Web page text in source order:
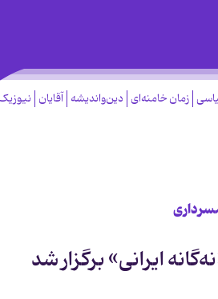
زمان خامنه‌ای دین‌واندیشه آقایان
ایرانی» برگزار شد